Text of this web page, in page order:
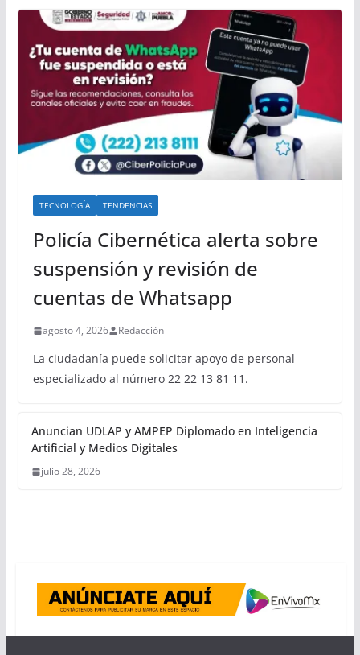
TECNOLOGÍA TENDENCIAS
Policía Cibernética alerta sobre
suspensión y revisión de
cuentas de Whatsapp
agosto 4, 2026 Redacción
La ciudadanía puede solicitar apoyo de personal
especializado al número 22 22 13 81 11.
Anuncian UDLAP y AMPEP Diplomado en Inteligencia
Artificial y Medios Digitales
julio 28, 2026